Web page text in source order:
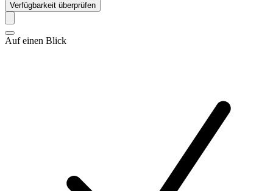
Verfügbarkeit überprüfen
Auf einen Blick